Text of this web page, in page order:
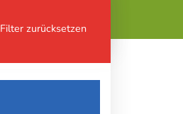
Filter zurücksetzen